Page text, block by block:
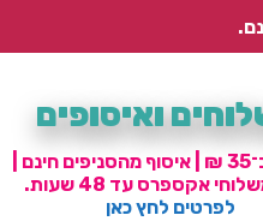
ואיסופים
|
אקספרס עד 48 שעות.
לפרטים לחץ כאן